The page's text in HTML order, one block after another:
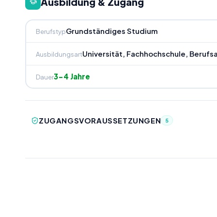
BerufstypGrundständiges Studium
AusbildungsartUniversität, Fachhochschule,
Dauer3-4 Jahre
ZUGANGSVORAUSSETZUNGEN 5